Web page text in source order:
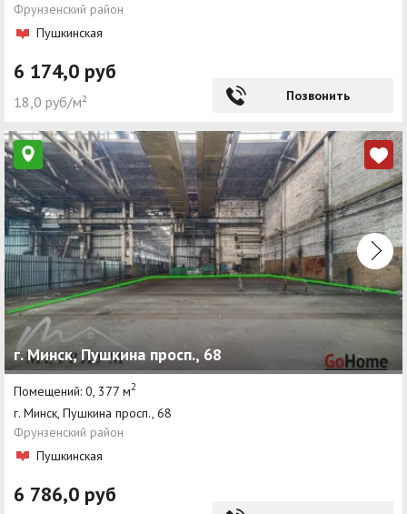
Фрунзенский район
Пушкинская
6 174,0 руб
18,0 руб/м² Позвонить
г. Минск, Пушкина просп., 68
Помещений: 0, 377 м2
г. Минск, Пушкина просп., 68
Фрунзенский район
Пушкинская
6 786,0 руб